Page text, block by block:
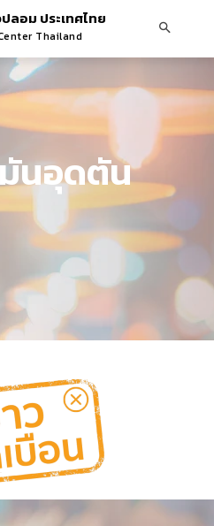
ลอม ประเทศไทย
Thailand
นอุดตัน